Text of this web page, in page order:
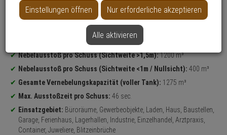
Weitere Varianten...
Ideal für Raumgröße bis:
Nebelausstoß pro Schuss (Sichtweite >1,5m):1200 m³
Nebelausstoß pro Schuss (Sichtweite <1m / Nullsicht): 400 m³
Gesamte Vernebelungskapazität (voller Tank): 1275 m³
Max. Ausstoßzeit pro Schuss: 46 sec.
Einsatzgebiet: Büroräume, Gewerbeobjekte, Laden, Haus, Baustellen,
Garage, Ferienhaus, Lagerhallen, Industrie, Einzelhandel, Arztpraxis,
Container, Juweliere, Blitzeinbrüche
Einstellungen öffnen Nur erforderliche akzeptieren
Alle aktivieren